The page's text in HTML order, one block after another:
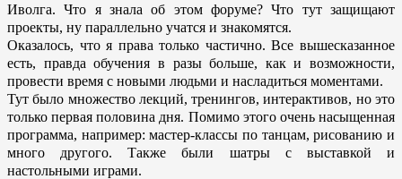
Иволга. Что я знала об этом форуме? Что тут защищают
проекты, ну параллельно учатся и знакомятся.
Оказалось, что я права только частично. Все вышесказанное
есть, правда обучения в разы больше, как и возможности,
провести время с новыми людьми и насладиться моментами.
Тут было множество лекций, тренингов, интерактивов, но это
только первая половина дня. Помимо этого очень насыщенная
программа, например: мастер-классы по танцам, рисованию и
много другого. Также были шатры с выставкой и
настольными играми.